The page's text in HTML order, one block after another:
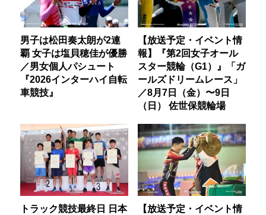
男子は松田奏太朗が2連
覇 女子は塩貝穂佳が優勝
／男女個人パシュート
『2026インターハイ自転
車競技』
【放送予定・イベント情
報】『第2回女子オール
スター競輪（G1）』「ガ
ールズドリームレース」
／8月7日（金）〜9日
（日） 佐世保競輪場
トラック競技最終日 日本
【放送予定・イベント情